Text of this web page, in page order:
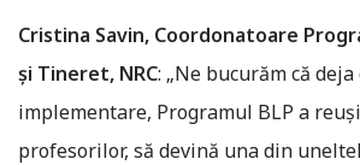
Cristina Savin, Coordonatoare
și Tineret, NRC: „Ne bucurăm că
implementare, Programul BLP a
profesorilor, să devină una din